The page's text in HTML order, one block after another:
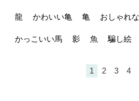
龍 かわいい亀 亀 おしゃれ
かっこいい馬 影 魚 騙し絵
1 2 3 4